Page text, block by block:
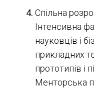
Спільна
Інтенсивна
науковців і
прикладних
прототипів і
Менторська